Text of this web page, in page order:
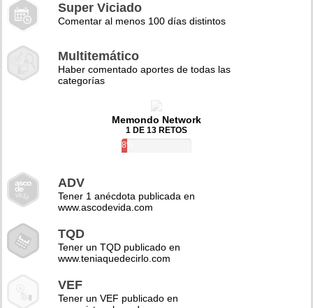
Super Viciado
Comentar al menos 100 días distintos
Multitemático
Haber comentado aportes de todas las
categorías
Memondo Network
1 DE 13 RETOS
8%
ADV
Tener 1 anécdota publicada en
www.ascodevida.com
TQD
Tener un TQD publicado en
www.teniaquedecirlo.com
VEF
Tener un VEF publicado en